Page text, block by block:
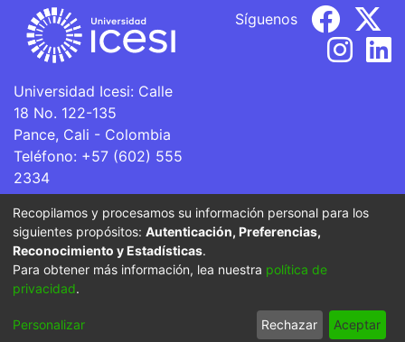
Universidad Icesi: Calle
18 No. 122-135
Pance, Cali - Colombia
Teléfono: +57 (602) 555
2334
ventanillaunica@icesi.edu.co
Síguenos
La Universidad Icesi es una Institución de Educación
Superior que se encuentra sujeta a inspección y vigilancia
por parte del Ministerio de Educación Nacional.
Cookie
End User
Agreement
Send
Feedback
Recopilamos y procesamos su información personal para los
siguientes propósitos: Autenticación, Preferencias,
Reconocimiento y Estadísticas.
Para obtener más información, lea nuestra política de
privacidad.
Personalizar Rechazar Aceptar